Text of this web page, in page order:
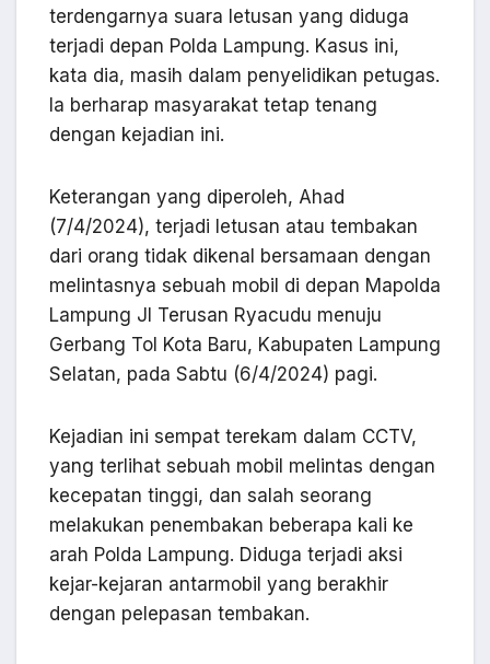
terdengarnya suara letusan yang diduga
terjadi depan Polda Lampung. Kasus ini,
kata dia, masih dalam penyelidikan petugas.
Ia berharap masyarakat tetap tenang
dengan kejadian ini.
Keterangan yang diperoleh, Ahad
(7/4/2024), terjadi letusan atau tembakan
dari orang tidak dikenal bersamaan dengan
melintasnya sebuah mobil di depan Mapolda
Lampung Jl Terusan Ryacudu menuju
Gerbang Tol Kota Baru, Kabupaten Lampung
Selatan, pada Sabtu (6/4/2024) pagi.
Kejadian ini sempat terekam dalam CCTV,
yang terlihat sebuah mobil melintas dengan
kecepatan tinggi, dan salah seorang
melakukan penembakan beberapa kali ke
arah Polda Lampung. Diduga terjadi aksi
kejar-kejaran antarmobil yang berakhir
dengan pelepasan tembakan.